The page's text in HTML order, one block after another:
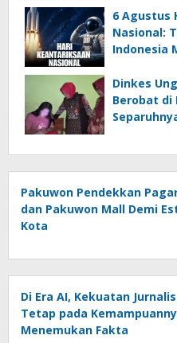
6 Agustus
Nasional:
Indonesia
Dinkes
Berobat di
Pakuwon Pendekkan
dan Pakuwon Mall Demi
Kota
Di Era AI, Kekuatan Jurnalis
Tetap pada
Menemukan Fakta